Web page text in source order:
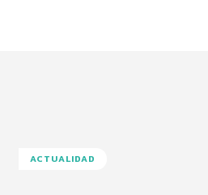
ACTUALIDAD